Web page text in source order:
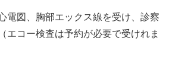
電図、胸部エックス線を受け、診察
エコー検査は予約が必要で受けれま